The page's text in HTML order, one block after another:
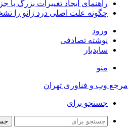
راهنمای ایجاد تغییرات بزرگ با
چگونه علت اصلی درد زانو را
ورود
نوشته تصادفی
سایدبار
منو
مرجع وب و فناوری تهران
جستجو برای